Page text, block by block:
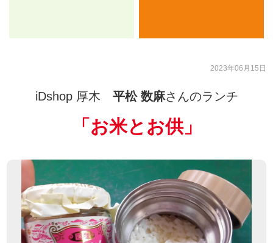
2023年06月15日
iDshop 厚木 平松 数麻さんのランチ
「 お米とお供」